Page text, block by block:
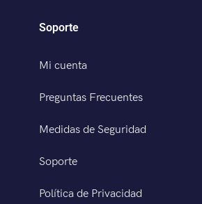
Soporte
Mi cuenta
Preguntas Frecuentes
Medidas de Seguridad
Soporte
Política de Privacidad